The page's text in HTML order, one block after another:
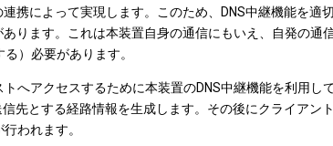
携によって実現します。このため、DNS中継機能を
ります。これは本装置自身の通信にもいえ、自発の通
）必要があります。
へアクセスするために本装置のDNS中継機能を利用し
先とする経路情報を生成します。その後にクライアン
われます。